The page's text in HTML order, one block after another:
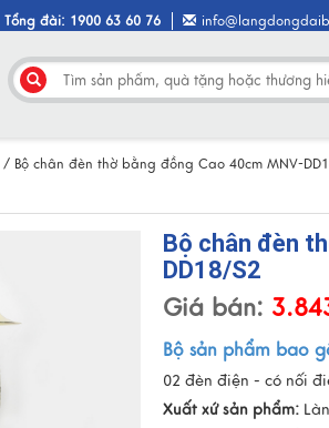
Tổng đài: 1900 63 60 76
/ Bộ chân đèn thờ bằng đồng Cao 40cm MNV-
Bộ chân đèn
DD18/S2
Giá bán:
Bộ sản phẩm bao
02 đèn điện - có nối
Xuất xứ sản phẩm: